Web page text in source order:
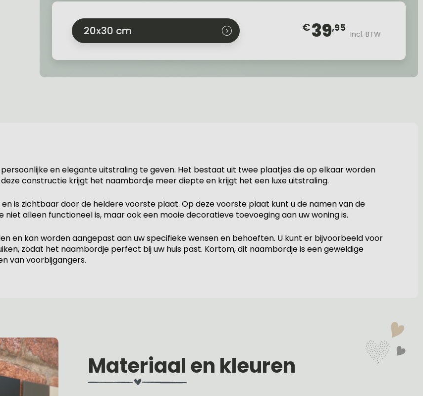
20x30 cm €39,95
Incl. BTW
en elegante uitstraling te geven. Het bestaat uit twee plaatjes die op elkaar worden
constructie krijgt het naambordje meer diepte en krijgt het een luxe uitstraling.
is zichtbaar door de heldere voorste plaat. Op deze voorste plaat kunt u de namen van de
alleen functioneel is, maar ook een mooie decoratieve toevoeging aan uw woning is.
en kan worden aangepast aan uw specifieke wensen en behoeften. U kunt er bijvoorbeeld voor
zodat het naambordje perfect bij uw huis past. Kortom, dit naambordje is een geweldige
van voorbijgangers.
Materiaal en kleuren